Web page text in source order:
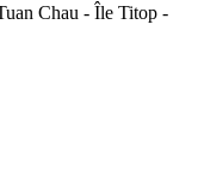
Chau - Île Titop -